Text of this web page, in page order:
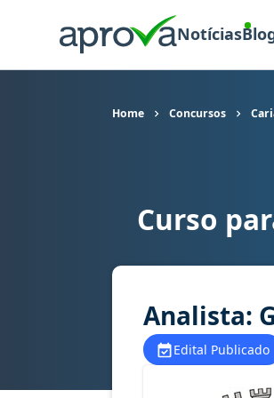
Notícias
Home Concursos
Curso para concurso
Curso
Analista:
Edital Publicado